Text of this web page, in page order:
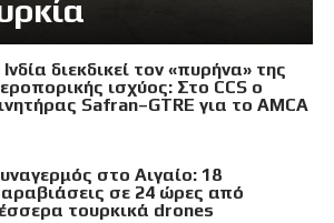
διεκδικεί τον «πυρήνα» της
ισχύος: Στο CCS ο
Safran–GTRE για το AMCA
στο Αιγαίο: 18
σε 24 ώρες από
τουρκικά drones